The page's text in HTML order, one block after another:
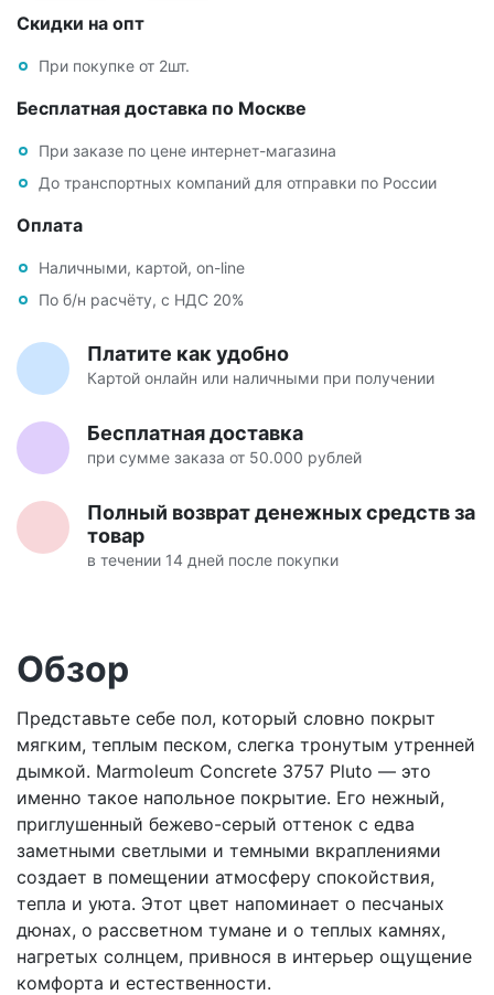
Скидки на опт
При покупке от 2шт.
Бесплатная доставка по Москве
При заказе по цене интернет-магазина
До транспортных компаний для отправки по России
Оплата
Наличными, картой, on-line
По б/н расчёту, с НДС 20%
Платите как удобно
Картой онлайн или наличными при получении
Бесплатная доставка
при сумме заказа от 50.000 рублей
Полный возврат денежных средств за
товар
в течении 14 дней после покупки
Обзор
Представьте себе пол, который словно покрыт
мягким, теплым песком, слегка тронутым утренней
дымкой. Marmoleum Concrete 3757 Pluto — это
именно такое напольное покрытие. Его нежный,
приглушенный бежево-серый оттенок с едва
заметными светлыми и темными вкраплениями
создает в помещении атмосферу спокойствия,
тепла и уюта. Этот цвет напоминает о песчаных
дюнах, о рассветном тумане и о теплых камнях,
нагретых солнцем, привнося в интерьер ощущение
комфорта и естественности.